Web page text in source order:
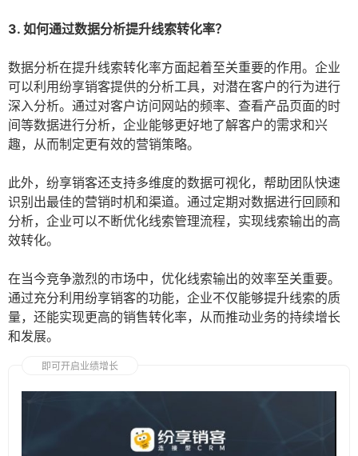
3. 如何通过数据分析提升线索转化率？
数据分析在提升线索转化率方面起着至关重要的作用。企业
可以利用纷享销客提供的分析工具，对潜在客户的行为进行
深入分析。通过对客户访问网站的频率、查看产品页面的时
间等数据进行分析，企业能够更好地了解客户的需求和兴
趣，从而制定更有效的营销策略。
此外，纷享销客还支持多维度的数据可视化，帮助团队快速
识别出最佳的营销时机和渠道。通过定期对数据进行回顾和
分析，企业可以不断优化线索管理流程，实现线索输出的高
效转化。
在当今竞争激烈的市场中，优化线索输出的效率至关重要。
通过充分利用纷享销客的功能，企业不仅能够提升线索的质
量，还能实现更高的销售转化率，从而推动业务的持续增长
和发展。
即可开启业绩增长